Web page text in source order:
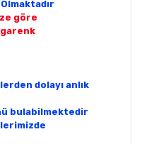
göre
dolayı anlık
bulabilmektedir